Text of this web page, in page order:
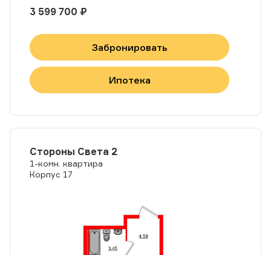
3 599 700 ₽
Забронировать
Ипотека
Стороны Света 2
1-комн. квартира
Корпус 17